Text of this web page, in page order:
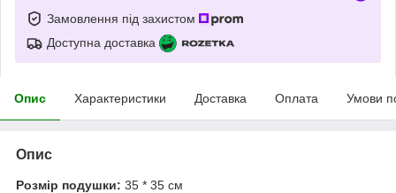
Замовлення під захистом
Доступна доставка
Опис Характеристики Доставка Оплата Умови
Опис
Розмір подушки: 35 * 35 см